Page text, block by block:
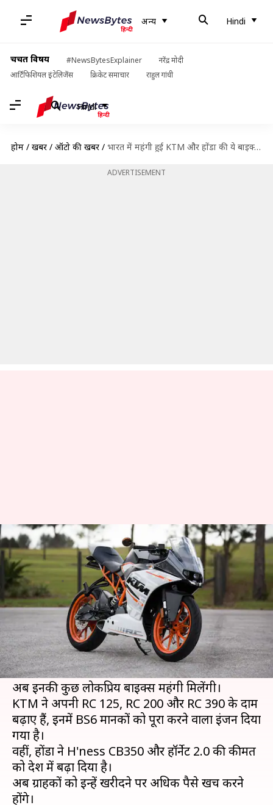
अन्य Hindi
चर्चित विषय #NewsBytesExplainer
नरेंद्र मोदी
आर्टिफिशियल इंटेलिजेंस
क्रिकेट समाचार राहुल गांधी
Hindi
होम / खबरें / ऑटो की खबरें / भारत में महंगी हुई KTM और होंडा की ये बाइक्स, जानिये नई कीमतें
ADVERTISEMENT
भारत में महंगी हुई KTM और होंडा
की ये बाइक्स, जानिये नई कीमतें
लेखन मोना दीक्षित Jan 08, 2021 06:30 pm
अमेरिकन बाइक निर्माता कंपनी KTM और जापानी ऑटो
कंपनी होंडा ने भारत में अपनी बाइक्स के दाम बढ़ा दिए
हैं।
अब इनकी कुछ लोकप्रिय बाइक्स महंगी मिलेंगी।
KTM ने अपनी RC 125, RC 200 और RC 390 के दाम
बढ़ाए हैं, इनमें BS6 मानकों को पूरा करने वाला इंजन दिया
गया है।
वहीं, होंडा ने H'ness CB350 और हॉर्नेट 2.0 की कीमत
को देश में बढ़ा दिया है।
अब ग्राहकों को इन्हें खरीदने पर अधिक पैसे खर्च करने